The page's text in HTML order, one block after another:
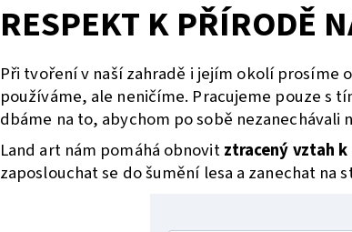
RESPEKT K PŘÍRODĚ
Při tvoření v naší zahradě i jejím okolí prosíme
používáme, ale neničíme. Pracujeme pouze s
dbáme na to, abychom po sobě
Land art nám pomáhá obnovitztracený vztah
zaposlouchat se do šumění lesa a zanechat na